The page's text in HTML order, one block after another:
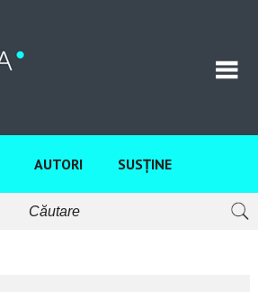
AUTORI SUSȚINE